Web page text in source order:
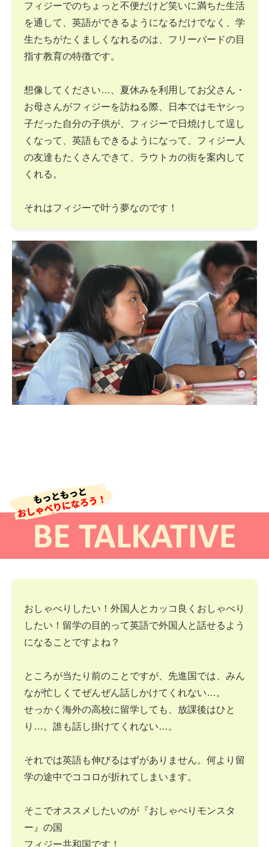
フィジーでのちょっと不便だけど笑いに満ちた生活
を通して、英語ができるようになるだけでなく、学
生たちがたくましくなれるのは、フリーバードの目
指す教育の特徴です。
想像してください…、夏休みを利用してお父さん・
お母さんがフィジーを訪ねる際、日本ではモヤシっ
子だった自分の子供が、フィジーで日焼けして逞し
くなって、英語もできるようになって、フィジー人
の友達もたくさんできて、ラウトカの街を案内して
くれる。
それはフィジーで叶う夢なのです！
おしゃべりしたい！外国人とカッコ良くおしゃべり
したい！留学の目的って英語で外国人と話せるよう
になることですよね？
ところが当たり前のことですが、先進国では、みん
なが忙しくてぜんぜん話しかけてくれない…。
せっかく海外の高校に留学しても、放課後はひと
り…。誰も話し掛けてくれない…。
それでは英語も伸びるはずがありません。何より留
学の途中でココロが折れてしまいます。
そこでオススメしたいのが『おしゃべりモンスタ
ー』の国
フィジー共和国です！